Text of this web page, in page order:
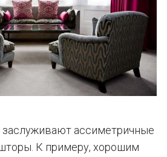
ассиметричные
К примеру, хорошим